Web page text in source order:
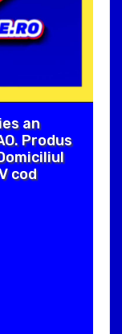
an
Produs
cod